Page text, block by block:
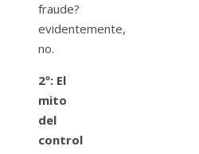
fraude?
evidentemente,
no.
2º: El
mito
del
control